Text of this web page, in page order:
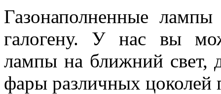
Газонаполненные
галогену. У нас вы
лампы на ближний свет,
фары различных цоколей